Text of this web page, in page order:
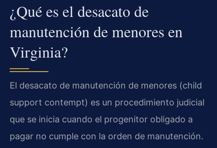
¿Qué es el desacato de
manutención de menores en
Virginia?
El desacato de manutención de menores (child
support contempt) es un procedimiento judicial
que se inicia cuando el progenitor obligado a
pagar no cumple con la orden de manutención.